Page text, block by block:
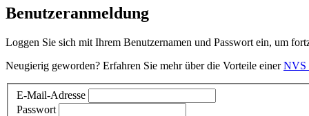
Benutzeranmeldung
Loggen Sie sich mit Ihrem Benutzernamen und Passwort ein, um
Neugierig geworden? Erfahren Sie mehr über die Vorteile einerNVS
E-Mail-Adresse
Passwort